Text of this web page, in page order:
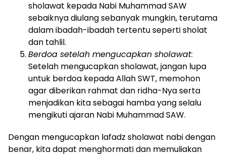
sholawat kepada Nabi Muhammad SAW
sebaiknya diulang sebanyak mungkin, terutama
dalam ibadah-ibadah tertentu seperti sholat
dan tahlil.
Berdoa setelah mengucapkan sholawat:
Setelah mengucapkan sholawat, jangan lupa
untuk berdoa kepada Allah SWT, memohon
agar diberikan rahmat dan ridha-Nya serta
menjadikan kita sebagai hamba yang selalu
mengikuti ajaran Nabi Muhammad SAW.
Dengan mengucapkan lafadz sholawat nabi dengan
benar, kita dapat menghormati dan memuliakan